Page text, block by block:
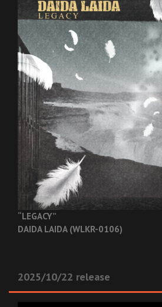
“LEGACY”
DAIDA LAIDA (WLKR-0106)
2025/10/22 release